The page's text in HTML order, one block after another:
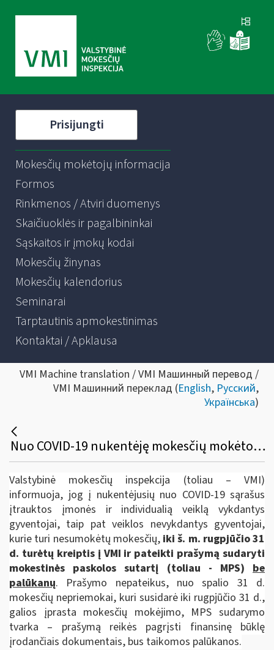
Prisijungti
Mokesčių mokėtojų informacija
Formos
Rinkmenos / Atviri duomenys
Skaičiuoklės ir pagalbininkai
Sąskaitos ir įmokų kodai
Mokesčių žinynas
Mokesčių kalendorius
Seminarai
Tarptautinis apmokestinimas
Kontaktai / Apklausa
VMI Machine translation / VMI Машинный перевод /
VMI Машинний переклад (English, Русский,
Українська)
Nuo COVID-19 nukentėję mokesčių mokėtojai dar turi tris savaites mokesčiams be palūkanų išdėstyti
Valstybinė mokesčių inspekcija (toliau – VMI)
informuoja, jog į nukentėjusių nuo COVID-19 sąrašus
įtrauktos įmonės ir individualią veiklą vykdantys
gyventojai, taip pat veiklos nevykdantys gyventojai,
kurie turi nesumokėtų mokesčių, iki š. m. rugpjūčio31
d. turėtų kreiptis į VMI ir pateikti prašymą sudaryti
mokestinės paskolos sutartį (toliau - MPS) be
palūkanų. Prašymo nepateikus, nuo spalio 31 d.
mokesčių nepriemokai, kuri susidarė iki rugpjūčio 31 d.,
galios įprasta mokesčių mokėjimo, MPS sudarymo
tvarka – prašymą reikės pagrįsti finansinę būklę
įrodančiais dokumentais, bus taikomos palūkanos.